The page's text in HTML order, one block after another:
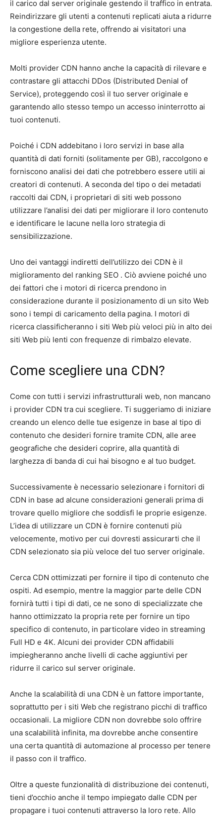
il carico dal server originale gestendo il traffico in entrata.
Reindirizzare gli utenti a contenuti replicati aiuta a ridurre
la congestione della rete, offrendo ai visitatori una
migliore esperienza utente.
Molti provider CDN hanno anche la capacità di rilevare e
contrastare gli attacchi DDos (Distributed Denial of
Service), proteggendo così il tuo server originale e
garantendo allo stesso tempo un accesso ininterrotto ai
tuoi contenuti.
Poiché i CDN addebitano i loro servizi in base alla
quantità di dati forniti (solitamente per GB), raccolgono e
forniscono analisi dei dati che potrebbero essere utili ai
creatori di contenuti. A seconda del tipo o dei metadati
raccolti dai CDN, i proprietari di siti web possono
utilizzare l’analisi dei dati per migliorare il loro contenuto
e identificare le lacune nella loro strategia di
sensibilizzazione.
Uno dei vantaggi indiretti dell’utilizzo dei CDN è il
miglioramento del ranking SEO . Ciò avviene poiché uno
dei fattori che i motori di ricerca prendono in
considerazione durante il posizionamento di un sito Web
sono i tempi di caricamento della pagina. I motori di
ricerca classificheranno i siti Web più veloci più in alto dei
siti Web più lenti con frequenze di rimbalzo elevate.
Come scegliere una CDN?
Come con tutti i servizi infrastrutturali web, non mancano
i provider CDN tra cui scegliere. Ti suggeriamo di iniziare
creando un elenco delle tue esigenze in base al tipo di
contenuto che desideri fornire tramite CDN, alle aree
geografiche che desideri coprire, alla quantità di
larghezza di banda di cui hai bisogno e al tuo budget.
Successivamente è necessario selezionare i fornitori di
CDN in base ad alcune considerazioni generali prima di
trovare quello migliore che soddisfi le proprie esigenze.
L’idea di utilizzare un CDN è fornire contenuti più
velocemente, motivo per cui dovresti assicurarti che il
CDN selezionato sia più veloce del tuo server originale.
Cerca CDN ottimizzati per fornire il tipo di contenuto che
ospiti. Ad esempio, mentre la maggior parte delle CDN
fornirà tutti i tipi di dati, ce ne sono di specializzate che
hanno ottimizzato la propria rete per fornire un tipo
specifico di contenuto, in particolare video in streaming
Full HD e 4K. Alcuni dei provider CDN affidabili
impiegheranno anche livelli di cache aggiuntivi per
ridurre il carico sul server originale.
Anche la scalabilità di una CDN è un fattore importante,
soprattutto per i siti Web che registrano picchi di traffico
occasionali. La migliore CDN non dovrebbe solo offrire
una scalabilità infinita, ma dovrebbe anche consentire
una certa quantità di automazione al processo per tenere
il passo con il traffico.
Oltre a queste funzionalità di distribuzione dei contenuti,
tieni d’occhio anche il tempo impiegato dalle CDN per
propagare i tuoi contenuti attraverso la loro rete. Allo